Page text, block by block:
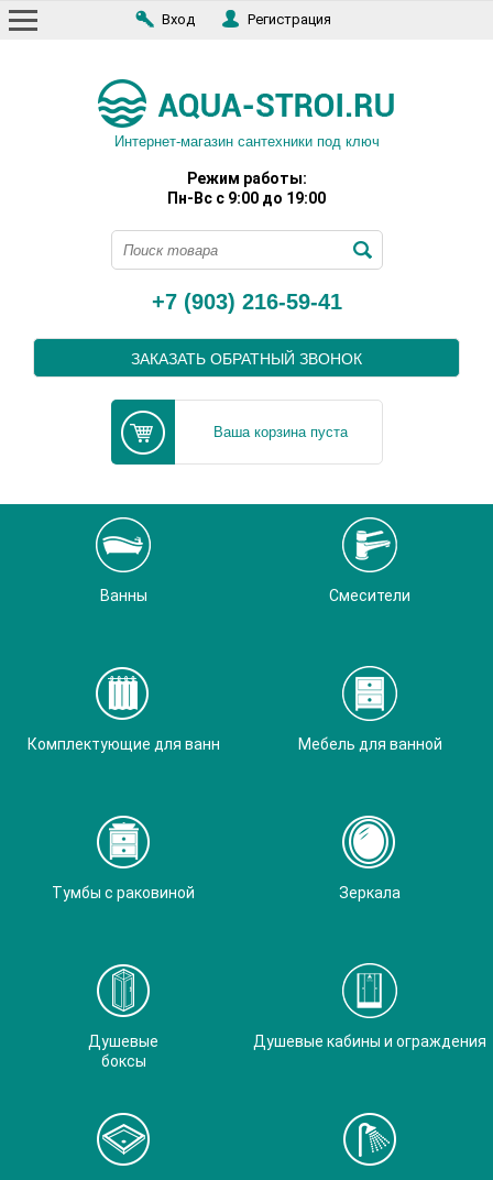
Вход Регистрация
Интернет-магазин сантехники под ключ
Режим работы:
Пн-Вс с 9:00 до 19:00
+7 (903) 216-59-41
ЗАКАЗАТЬ ОБРАТНЫЙ ЗВОНОК
Ваша корзина пуста
Ванны Смесители
Комплектующие для ванн Мебель для ванной
Тумбы с раковиной Зеркала
Душевые
боксы
Душевые кабины и ограждения